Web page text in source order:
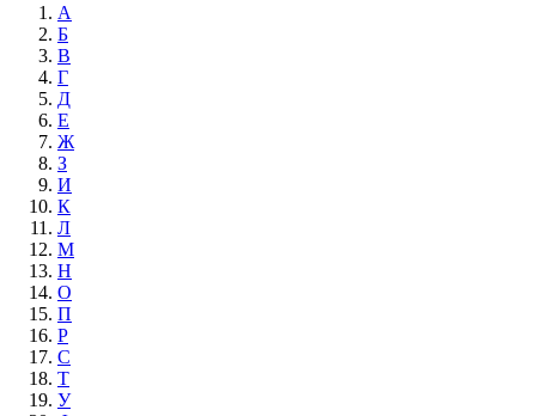
А
Б
В
Г
Д
Е
Ж
З
И
К
Л
М
Н
О
П
Р
С
Т
У